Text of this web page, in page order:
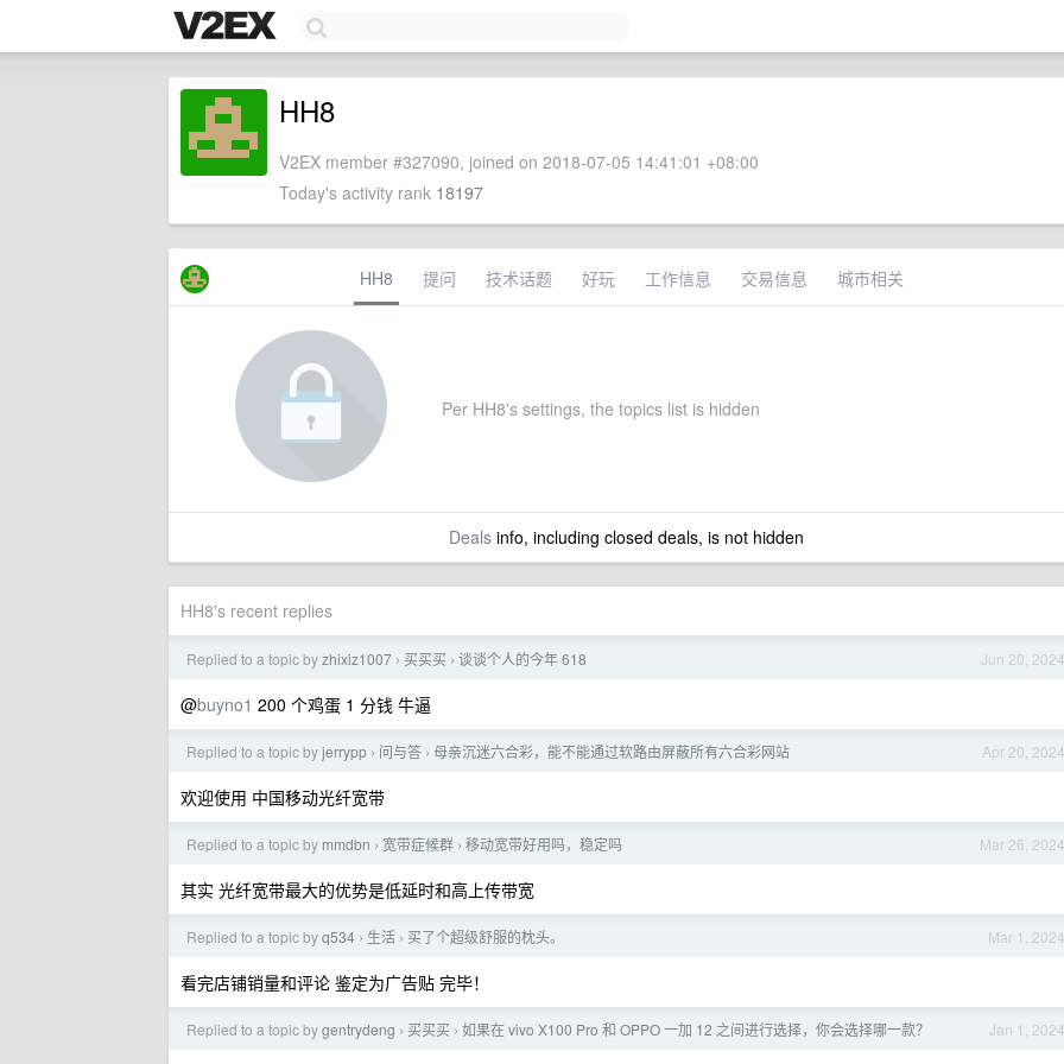
HH8
V2EX member #327090, joined on 2018-07-05 14:41:01 +08:00
Today's activity rank 18197
HH8 提问 技术话题 好玩 工作信息 交易信息 城市相关
Per HH8's settings, the topics list is hidden
Dealsinfo, including closed deals, is not hidden
HH8's recent replies
Jun 20, 2024
Replied to a topic byzhixiz1007 › 买买买 › 谈谈个人的今年 618
@buyno1 200 个鸡蛋 1 分钱 牛逼
Apr 20, 2024
Replied to a topic byjerrypp › 问与答 › 母亲沉迷六合彩，能不能通过软路由屏蔽所有六合彩网站
欢迎使用 中国移动光纤宽带
Mar 26, 2024
Replied to a topic by mmdbn › 宽带症候群 › 移动宽带好用吗，稳定吗
其实 光纤宽带最大的优势是低延时和高上传带宽
Mar 1, 2024
Replied to a topic byq534 › 生活 › 买了个超级舒服的枕头。
看完店铺销量和评论 鉴定为广告贴 完毕！
Jan 1, 2024
Replied to a topic bygentrydeng › 买买买 › 如果在 vivo X100 Pro 和 OPPO 一加 12 之间进行选择，你会选择哪一款？